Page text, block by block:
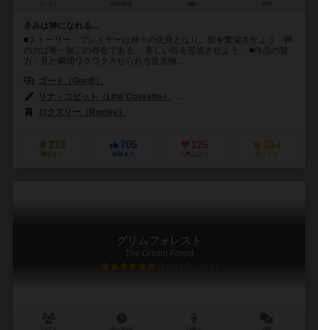
きみは神になれる…
■ストーリー：プレイヤーは神々の化身となり、街を繁栄させよう 神
の力は唯一無二の存在である。 美しい街を完成させよう。 ■作品の魅
力：見た瞬間ワクワクさせられる造形物...
ゴード（Gord!）
リナ・コゼット（Lina Cossette）
ロクスリー（Roxley）
213
興味あり
705
経験あり
125
お気に入り
314
持ってる
グリムフォレスト
The Grimm Forest
6.1